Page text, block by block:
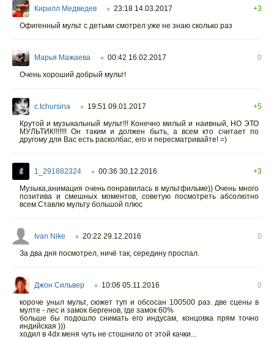
Кирилл Медведев ○ 23:18 14.03.2017
+3
Офигенный мульт с детьми смотрел уже не знаю сколько раз
Марья Мажаева ○ 00:42 16.02.2017
0
Очень хороший добрый мульт!
c.tchursina ○ 19:51 09.01.2017
+5
Крутой и музыкальный мульт!!! Конечно милый и наивный, НО ЭТО
МУЛЬТИК!!!!!!! Он таким и должен быть, а всем кто считает по
другому для Вас есть расколбас, его и пересматривайте! =)
1_291882324 ○ 00:36 30.12.2016
+3
Музыка,анимация очень понравилась в мультфильме)) Очень много
позитива и смешных моментов, советую посмотреть абсолютно
всем.Ставлю мульту большой плюс
Ivan Nike ○ 20:22 29.12.2016
0
За два дня посмотрел, ничё так, середину проспал.
Джон Сильвер ○ 10:06 05.11.2016
0
короче уныл мульт, сюжет туп и обсосан 100500 раз. две сцены в
мулте - лес и замок бергенов, где замок 60%
больше бы подошло снимать его индусам, концовка прям точно
индийская )))
ходил в 4dx меня чуть не стошнило от этой качки...